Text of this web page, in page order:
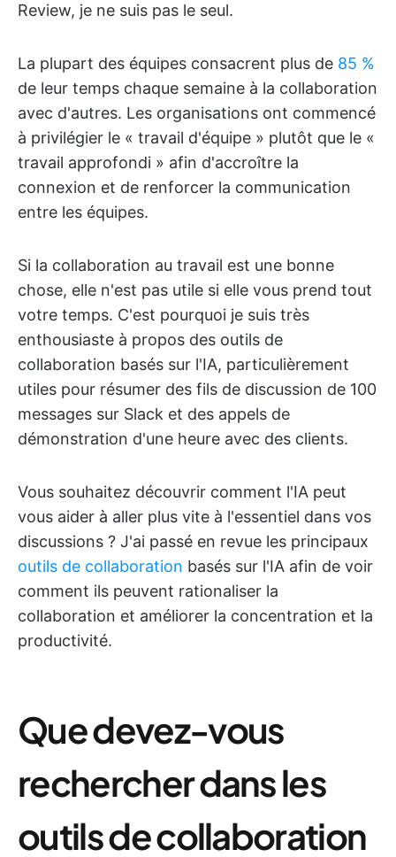
Review, je ne suis pas le seul.
La plupart des équipes consacrent plus de 85 %
de leur temps chaque semaine à la collaboration
avec d'autres. Les organisations ont commencé
à privilégier le « travail d'équipe » plutôt que le «
travail approfondi » afin d'accroître la
connexion et de renforcer la communication
entre les équipes.
Si la collaboration au travail est une bonne
chose, elle n'est pas utile si elle vous prend tout
votre temps. C'est pourquoi je suis très
enthousiaste à propos des outils de
collaboration basés sur l'IA, particulièrement
utiles pour résumer des fils de discussion de 100
messages sur Slack et des appels de
démonstration d'une heure avec des clients.
Vous souhaitez découvrir comment l'IA peut
vous aider à aller plus vite à l'essentiel dans vos
discussions ? J'ai passé en revue les principaux
outils de collaboration basés sur l'IA afin de voir
comment ils peuvent rationaliser la
collaboration et améliorer la concentration et la
productivité.
Que devez-vous
rechercher dans les
outils de collaboration